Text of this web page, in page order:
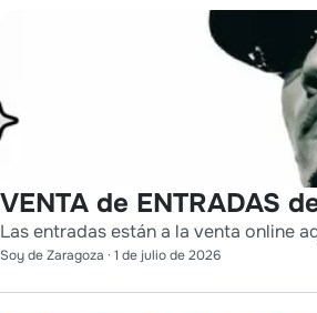
VENTA de ENTRADAS
Las entradas están a la venta online
Soy de Zaragoza · 1 de julio de 2026